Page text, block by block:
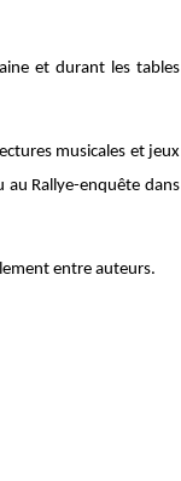
et durant les tables
musicales et jeux
au Rallye-enquête dans
entre auteurs.